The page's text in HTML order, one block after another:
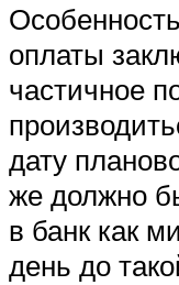
оплаты
частичное
дату
же должно
в банк как
день до